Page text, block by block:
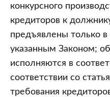
конкурсного
кредиторов к
предъявлены только
указанным Законом;
исполняются в
соответствии со
требования